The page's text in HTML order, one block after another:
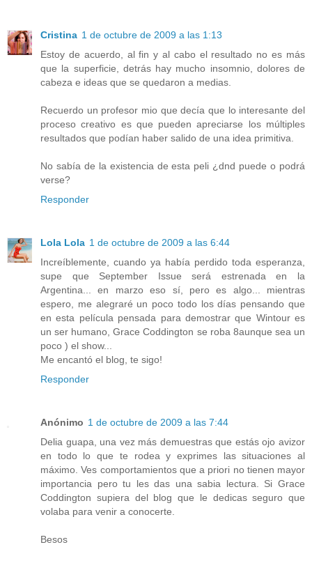
Cristina 1 de octubre de 2009 a las 1:13
Estoy de acuerdo, al fin y al cabo el resultado no es más
que la superficie, detrás hay mucho insomnio, dolores de
cabeza e ideas que se quedaron a medias.
Recuerdo un profesor mio que decía que lo interesante del
proceso creativo es que pueden apreciarse los múltiples
resultados que podían haber salido de una idea primitiva.
No sabía de la existencia de esta peli ¿dnd puede o podrá
verse?
Responder
Lola Lola 1 de octubre de 2009 a las 6:44
Increíblemente, cuando ya había perdido toda esperanza,
supe que September Issue será estrenada en la
Argentina... en marzo eso sí, pero es algo... mientras
espero, me alegraré un poco todo los días pensando que
en esta película pensada para demostrar que Wintour es
un ser humano, Grace Coddington se roba 8aunque sea un
poco ) el show...
Me encantó el blog, te sigo!
Responder
Anónimo 1 de octubre de 2009 a las 7:44
Delia guapa, una vez más demuestras que estás ojo avizor
en todo lo que te rodea y exprimes las situaciones al
máximo. Ves comportamientos que a priori no tienen mayor
importancia pero tu les das una sabia lectura. Si Grace
Coddington supiera del blog que le dedicas seguro que
volaba para venir a conocerte.
Besos